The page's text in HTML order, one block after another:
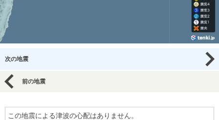
次の地震
前の地震
この地震による津波の心配はありません。